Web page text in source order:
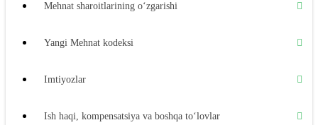
Mehnat sharoitlarining oʻzgarishi
Yangi Mehnat kodeksi
Imtiyozlar
Ish haqi, kompensatsiya va boshqa toʻlovlar